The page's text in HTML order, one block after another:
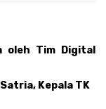
oleh Tim Digital
Kepala TK